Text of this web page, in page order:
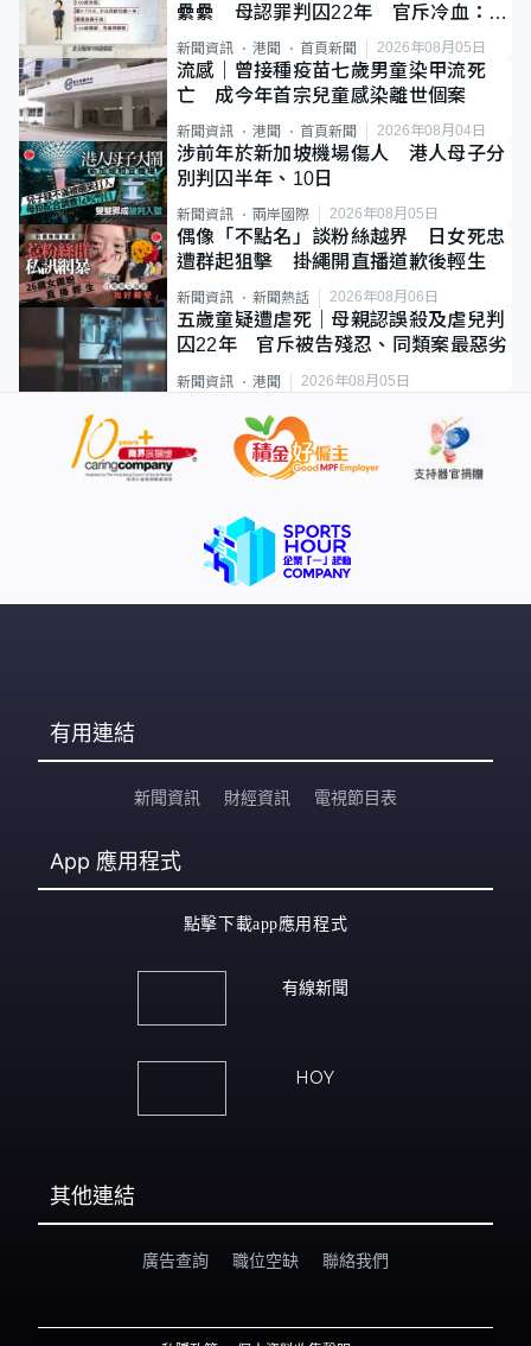
纍纍 母認罪判囚22年 官斥冷血：同
類案最惡劣
新聞資訊 港聞 首頁新聞 2026年08月05日
流感｜曾接種疫苗七歲男童染甲流死
亡 成今年首宗兒童感染離世個案
新聞資訊 港聞 首頁新聞 2026年08月04日
涉前年於新加坡機場傷人 港人母子分
別判囚半年、10日
新聞資訊 兩岸國際 2026年08月05日
偶像「不點名」談粉絲越界 日女死忠
遭群起狙擊 掛繩開直播道歉後輕生
新聞資訊 新聞熱話 2026年08月06日
五歲童疑遭虐死｜母親認誤殺及虐兒判
囚22年 官斥被告殘忍、同類案最惡劣
新聞資訊 港聞 2026年08月05日
有用連結
新聞資訊 財經資訊 電視節目表
App 應用程式
點擊下載app應用程式
有線新聞
HOY
其他連結
廣告查詢 職位空缺 聯絡我們